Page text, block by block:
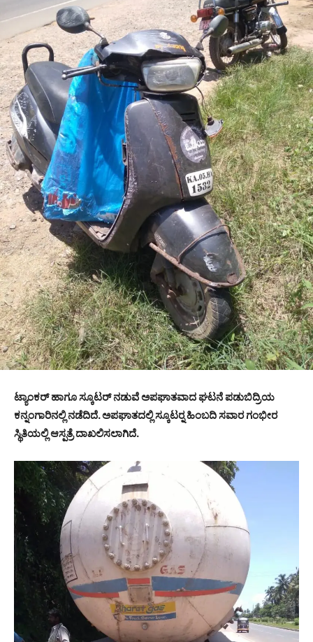
ಟ್ಯಾಂಕರ್ ಹಾಗೂ ಸ್ಕೂಟರ್ ನಡುವೆ ಅಪಘಾತವಾದ ಘಟನೆ ಪಡುಬಿದ್ರಿಯ
ಕನ್ನಂಗಾರಿನಲ್ಲಿ ನಡೆದಿದೆ. ಅಪಘಾತದಲ್ಲಿ ಸ್ಕೂಟರ್‍ನ ಹಿಂಬದಿ ಸವಾರ ಗಂಭೀರ
ಸ್ಥಿತಿಯಲ್ಲಿ ಆಸ್ಪತ್ರೆ ದಾಖಲಿಸಲಾಗಿದೆ.